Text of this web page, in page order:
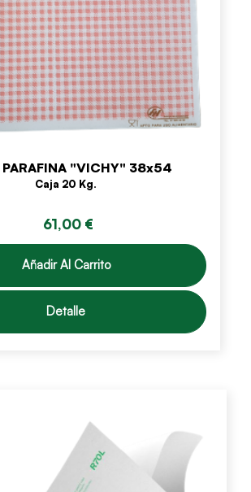
PARAFINA "VICHY" 38x54
Caja 20 Kg.
61,00 €
Añadir Al Carrito
Detalle